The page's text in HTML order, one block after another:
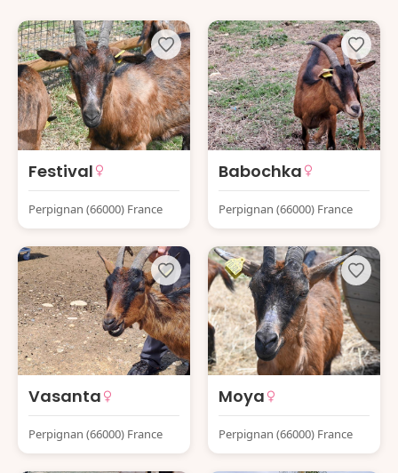
Festival
Perpignan (66000) France
Babochka
Perpignan (66000) France
Vasanta
Perpignan (66000) France
Moya
Perpignan (66000) France